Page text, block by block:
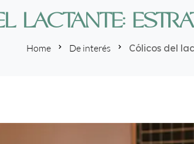
LACTANTE:
Home De interés Cólicos del